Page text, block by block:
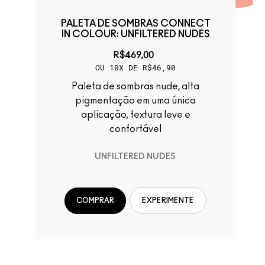
PALETA DE SOMBRAS CONNECT
IN COLOUR: UNFILTERED NUDES
R$469,00
OU 10X DE R$46,90
Paleta de sombras nude, alta
pigmentação em uma única
aplicação, textura leve e
confortável
UNFILTERED NUDES
COMPRAR EXPERIMENTE